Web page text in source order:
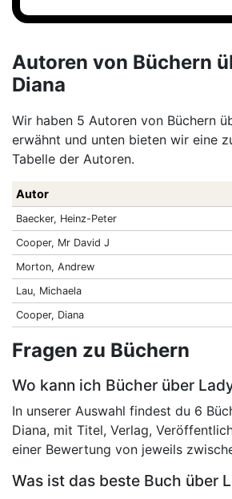
Autoren von Büchern
Diana
Wir haben 5 Autoren von Büchern
erwähnt und unten bieten wir eine
Tabelle der Autoren.
Autor
Baecker, Heinz-Peter
Cooper, Mr David J
Morton, Andrew
Lau, Michaela
Cooper, Diana
Fragen zu Büchern
Wo kann ich Bücher über
In unserer Auswahl findest du 6
Diana, mit Titel, Verlag,
einer Bewertung von jeweils
Was ist das beste Buch über